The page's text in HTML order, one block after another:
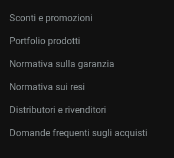
Sconti e promozioni
Portfolio prodotti
Normativa sulla garanzia
Normativa sui resi
Distributori e rivenditori
Domande frequenti sugli acquisti